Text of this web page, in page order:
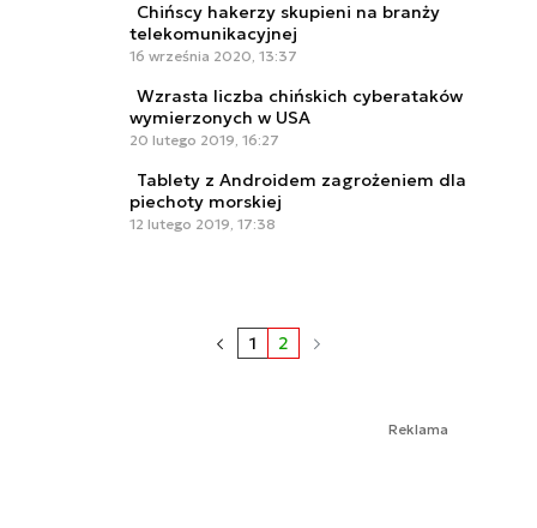
Chińscy hakerzy skupieni na branży
telekomunikacyjnej
16 września 2020, 13:37
Wzrasta liczba chińskich cyberataków
wymierzonych w USA
20 lutego 2019, 16:27
Tablety z Androidem zagrożeniem dla
piechoty morskiej
12 lutego 2019, 17:38
1 2
Reklama